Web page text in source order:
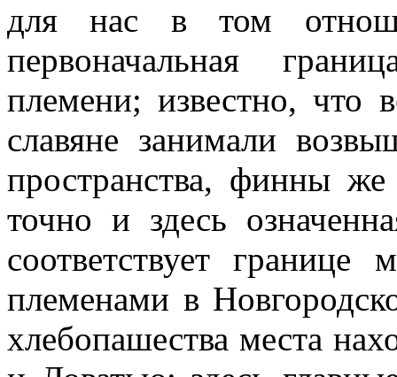
для нас в том
первоначальная
племени; известно, что
славяне занимали
пространства, финны
точно и здесь
соответствует
племенами в
хлебопашества места